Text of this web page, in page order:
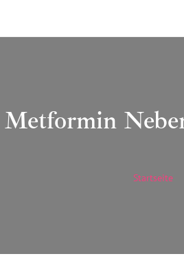
Metformin
Startseite